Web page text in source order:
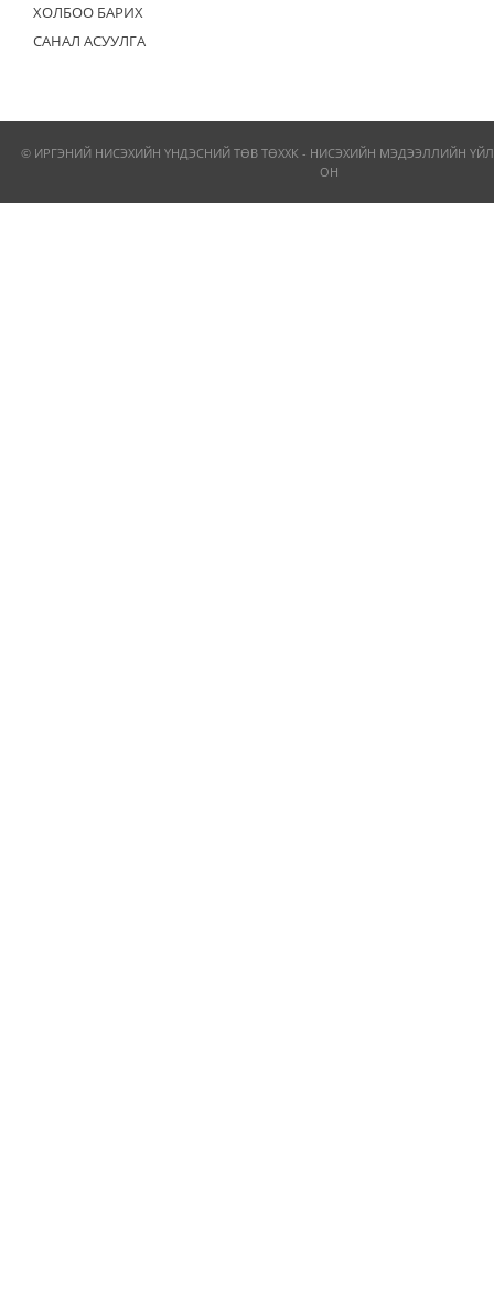
ХОЛБОО БАРИХ
САНАЛ АСУУЛГА
© ИРГЭНИЙ НИСЭХИЙН ҮНДЭСНИЙ ТӨВ ТӨХХК - НИСЭХИЙН МЭДЭЭЛЛИЙН
ОН